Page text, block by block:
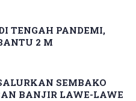
TENGAH PANDEMI,
2 M
SEMBAKO
BANJIR LAWE-LAWE